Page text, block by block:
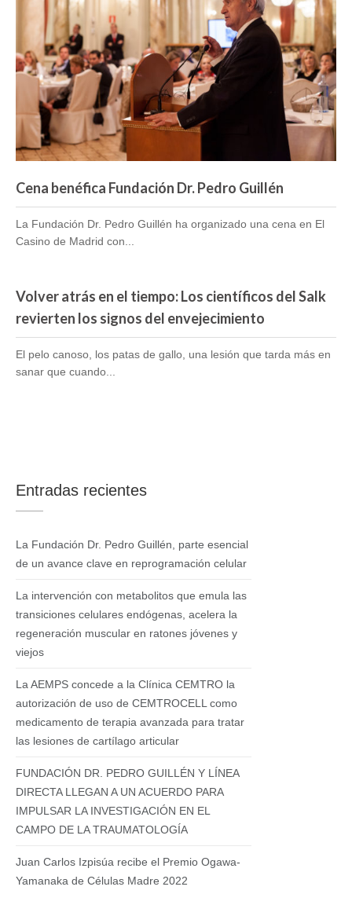
Cena benéfica Fundación Dr. Pedro Guillén
Eventos
Cena benéfica Fundación Dr. Pedro Guillén
La Fundación Dr. Pedro Guillén ha organizado una cena en El
Casino de Madrid con...
Volver atrás en el tiempo: Los científicos del Salk
revierten los signos del envejecimiento
El pelo canoso, los patas de gallo, una lesión que tarda más en
sanar que cuando...
Entradas recientes
La Fundación Dr. Pedro Guillén, parte esencial
de un avance clave en reprogramación celular
La intervención con metabolitos que emula las
transiciones celulares endógenas, acelera la
regeneración muscular en ratones jóvenes y
viejos
La AEMPS concede a la Clínica CEMTRO la
autorización de uso de CEMTROCELL como
medicamento de terapia avanzada para tratar
las lesiones de cartílago articular
FUNDACIÓN DR. PEDRO GUILLÉN Y LÍNEA
DIRECTA LLEGAN A UN ACUERDO PARA
IMPULSAR LA INVESTIGACIÓN EN EL
CAMPO DE LA TRAUMATOLOGÍA
Juan Carlos Izpisúa recibe el Premio Ogawa-
Yamanaka de Células Madre 2022